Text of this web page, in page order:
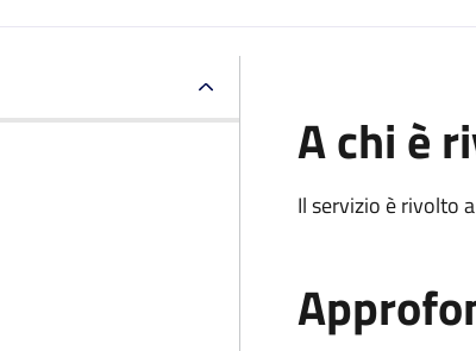
A chi è
Il servizio è rivolto